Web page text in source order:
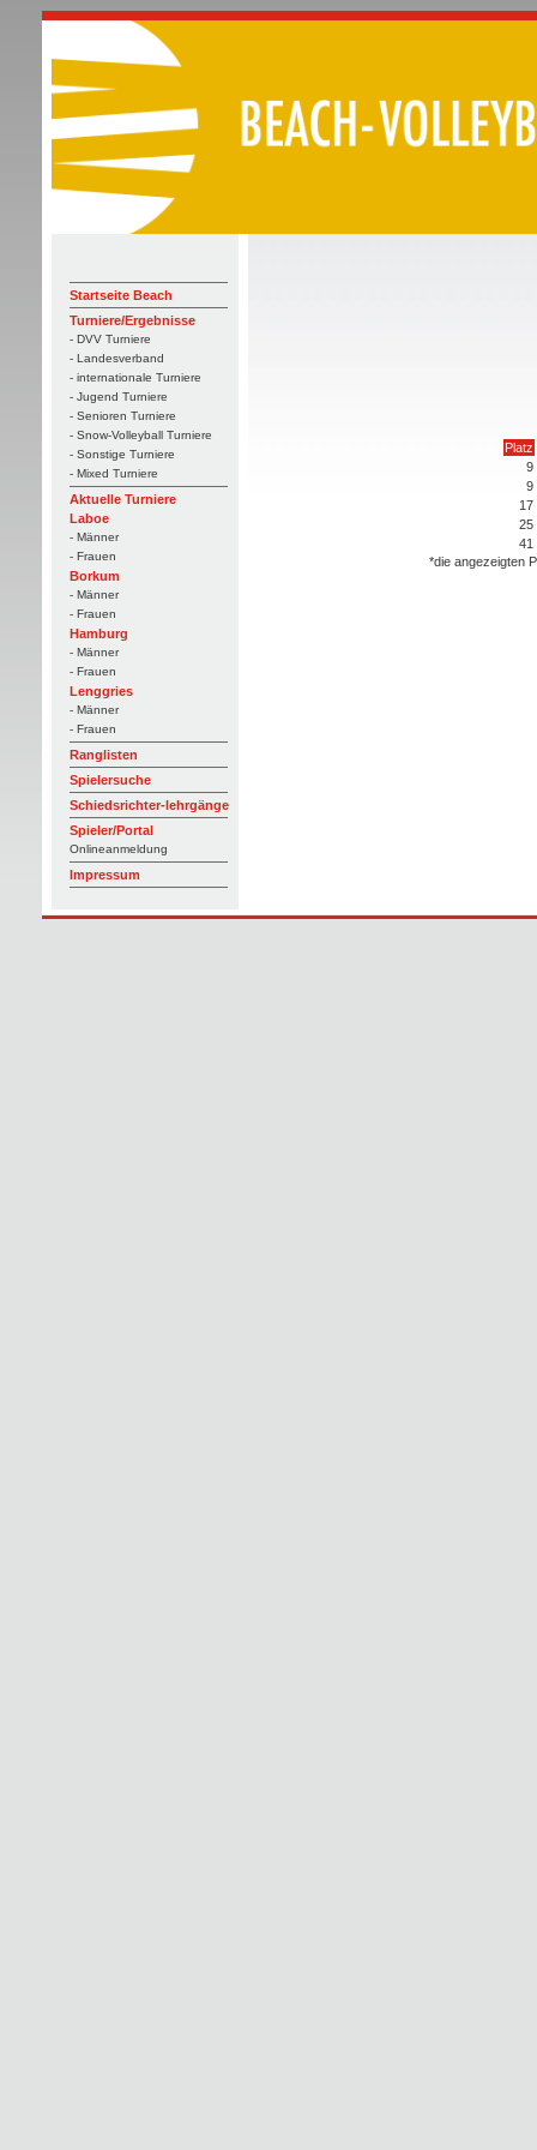
Startseite Beach
Turniere/Ergebnisse
- DVV Turniere
- Landesverband
- internationale Turniere
- Jugend Turniere
- Senioren Turniere
- Snow-Volleyball Turniere
- Sonstige Turniere
- Mixed Turniere
Aktuelle Turniere
Laboe
- Männer
- Frauen
Borkum
- Männer
- Frauen
Hamburg
- Männer
- Frauen
Lenggries
- Männer
- Frauen
Ranglisten
Spielersuche
Schiedsrichter-lehrgänge
Spieler/Portal
Onlineanmeldung
Impressum
Platz
9
9
17
25
41
*die angezeigten